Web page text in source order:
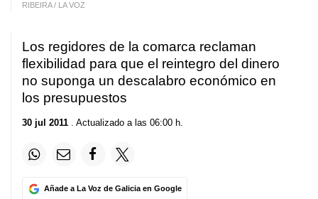
RIBEIRA / LA VOZ
Los regidores de la comarca reclaman
flexibilidad para que el reintegro del dinero
no suponga un descalabro económico en
los presupuestos
30 jul 2011 . Actualizado a las 06:00 h.
Añade a La Voz de Galicia en Google